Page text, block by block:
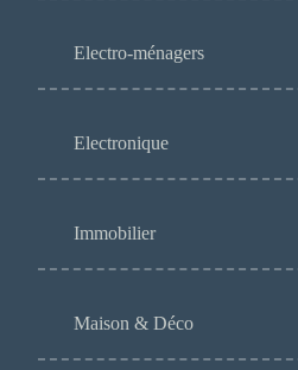
Electro-ménagers
Electronique
Immobilier
Maison & Déco